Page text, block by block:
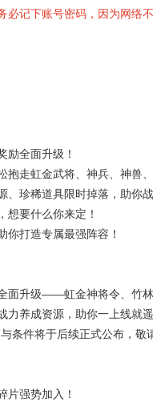
必记下账号密码，因为网络
励全面升级！
抱走虹金武将、神兵、神兽
、珍稀道具限时掉落，助你
想要什么你来定！
你打造专属最强阵容！
面升级——虹金神将令、竹
力养成资源，助你一上线就
条件将于后续正式公布，敬
片强势加入！